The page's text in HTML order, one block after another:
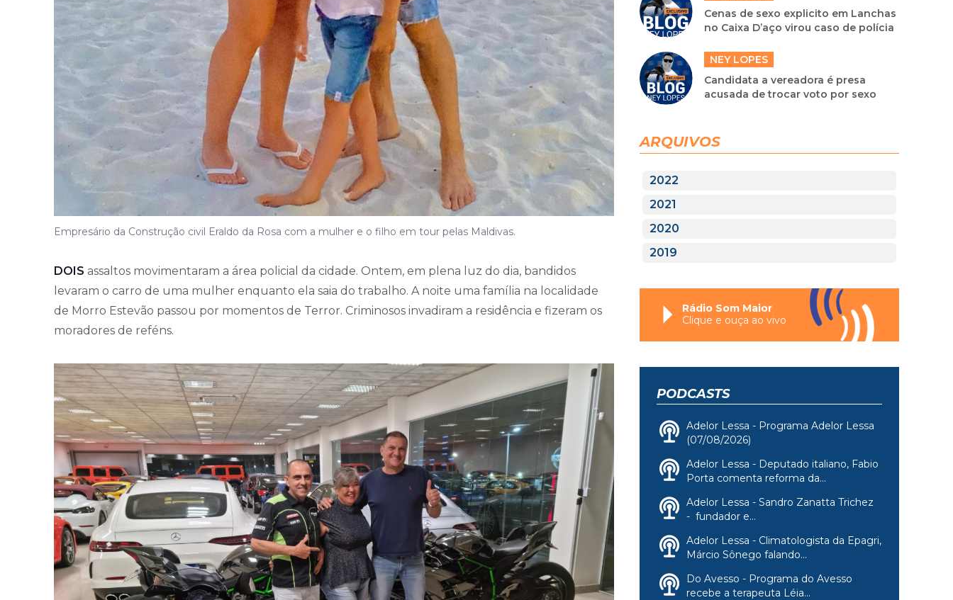
Empresário da Construção civil Eraldo da Rosa com a mulher e o filho em tour pelas Maldivas.
DOIS assaltos movimentaram a área policial da cidade. Ontem, em plena luz do dia, bandidos
levaram o carro de uma mulher enquanto ela saia do trabalho. A noite uma família na localidade
de Morro Estevão passou por momentos de Terror. Criminosos invadiram a residência e fizeram os
moradores de reféns.
Cenas de sexo explicito em Lanchas
no Caixa D’aço virou caso de polícia
NEY LOPES
Candidata a vereadora é presa
acusada de trocar voto por sexo
ARQUIVOS
2022
2021
2020
2019
Rádio Som Maior
Clique e ouça ao vivo
PODCASTS
Adelor Lessa - Programa Adelor Lessa
(07/08/2026)
Adelor Lessa - Deputado italiano, Fabio
Porta comenta reforma da...
Adelor Lessa - Sandro Zanatta Trichez
- fundador e...
Adelor Lessa - Climatologista da Epagri,
Márcio Sônego falando...
Do Avesso - Programa do Avesso
recebe a terapeuta Léia...